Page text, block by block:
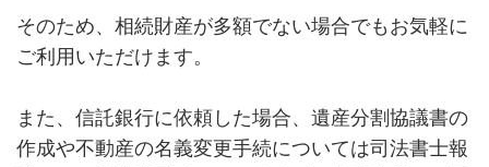
そのため、相続財産が多額でない場合でもお気軽に
ご利用いただけます。
また、信託銀行に依頼した場合、遺産分割協議書の
作成や不動産の名義変更手続については司法書士報